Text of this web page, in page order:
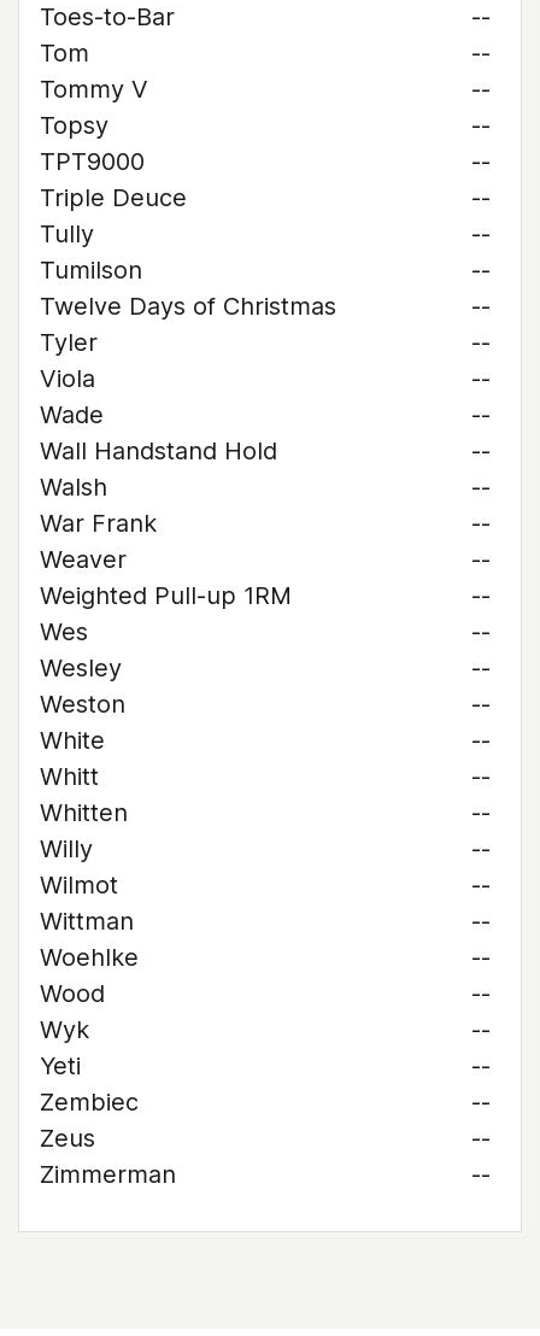
Toes-to-Bar
--
Tom
--
Tommy V
--
Topsy
--
TPT9000
--
Triple Deuce
--
Tully
--
Tumilson
--
Twelve Days of Christmas
--
Tyler
--
Viola
--
Wade
--
Wall Handstand Hold
--
Walsh
--
War Frank
--
Weaver
--
Weighted Pull-up 1RM
--
Wes
--
Wesley
--
Weston
--
White
--
Whitt
--
Whitten
--
Willy
--
Wilmot
--
Wittman
--
Woehlke
--
Wood
--
Wyk
--
Yeti
--
Zembiec
--
Zeus
--
Zimmerman
--